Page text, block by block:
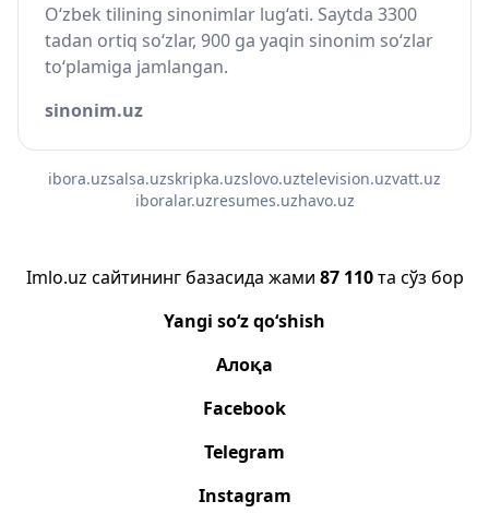
O‘zbek tilining sinonimlar lug‘ati. Saytda 3300
tadan ortiq so‘zlar, 900 ga yaqin sinonim so‘zlar
to‘plamiga jamlangan.
sinonim.uz
ibora.uzsalsa.uzskripka.uzslovo.uztelevision.uzvatt.uz
iboralar.uzresumes.uzhavo.uz
Imlo.uz сайтининг базасида жами 87 110та сўз бор
Yangi so‘z qo‘shish
Алоқа
Facebook
Telegram
Instagram